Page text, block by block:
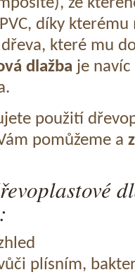
ze
díky
které mu
dlažba je
použití
pomůžeme a
plísním,